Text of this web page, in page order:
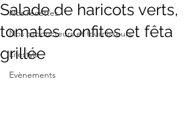
Nos recettes
Nos producteurs et fournisseurs
Lifestyle
Evènements
Salade de haricots verts,
tomates confites et fêta
grillée